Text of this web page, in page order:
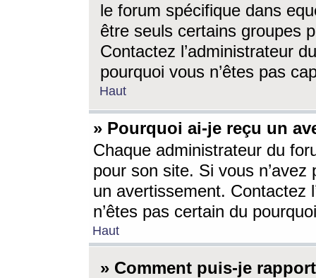
le forum spécifique dans
être seuls certains groupes
Contactez l’administrateur
pourquoi vous n’êtes pas
Haut
» Pourquoi ai-je reçu un
Chaque administrateur du
pour son site. Si vous
un avertissement. Contactez
n’êtes pas certain du
Haut
» Comment puis-je